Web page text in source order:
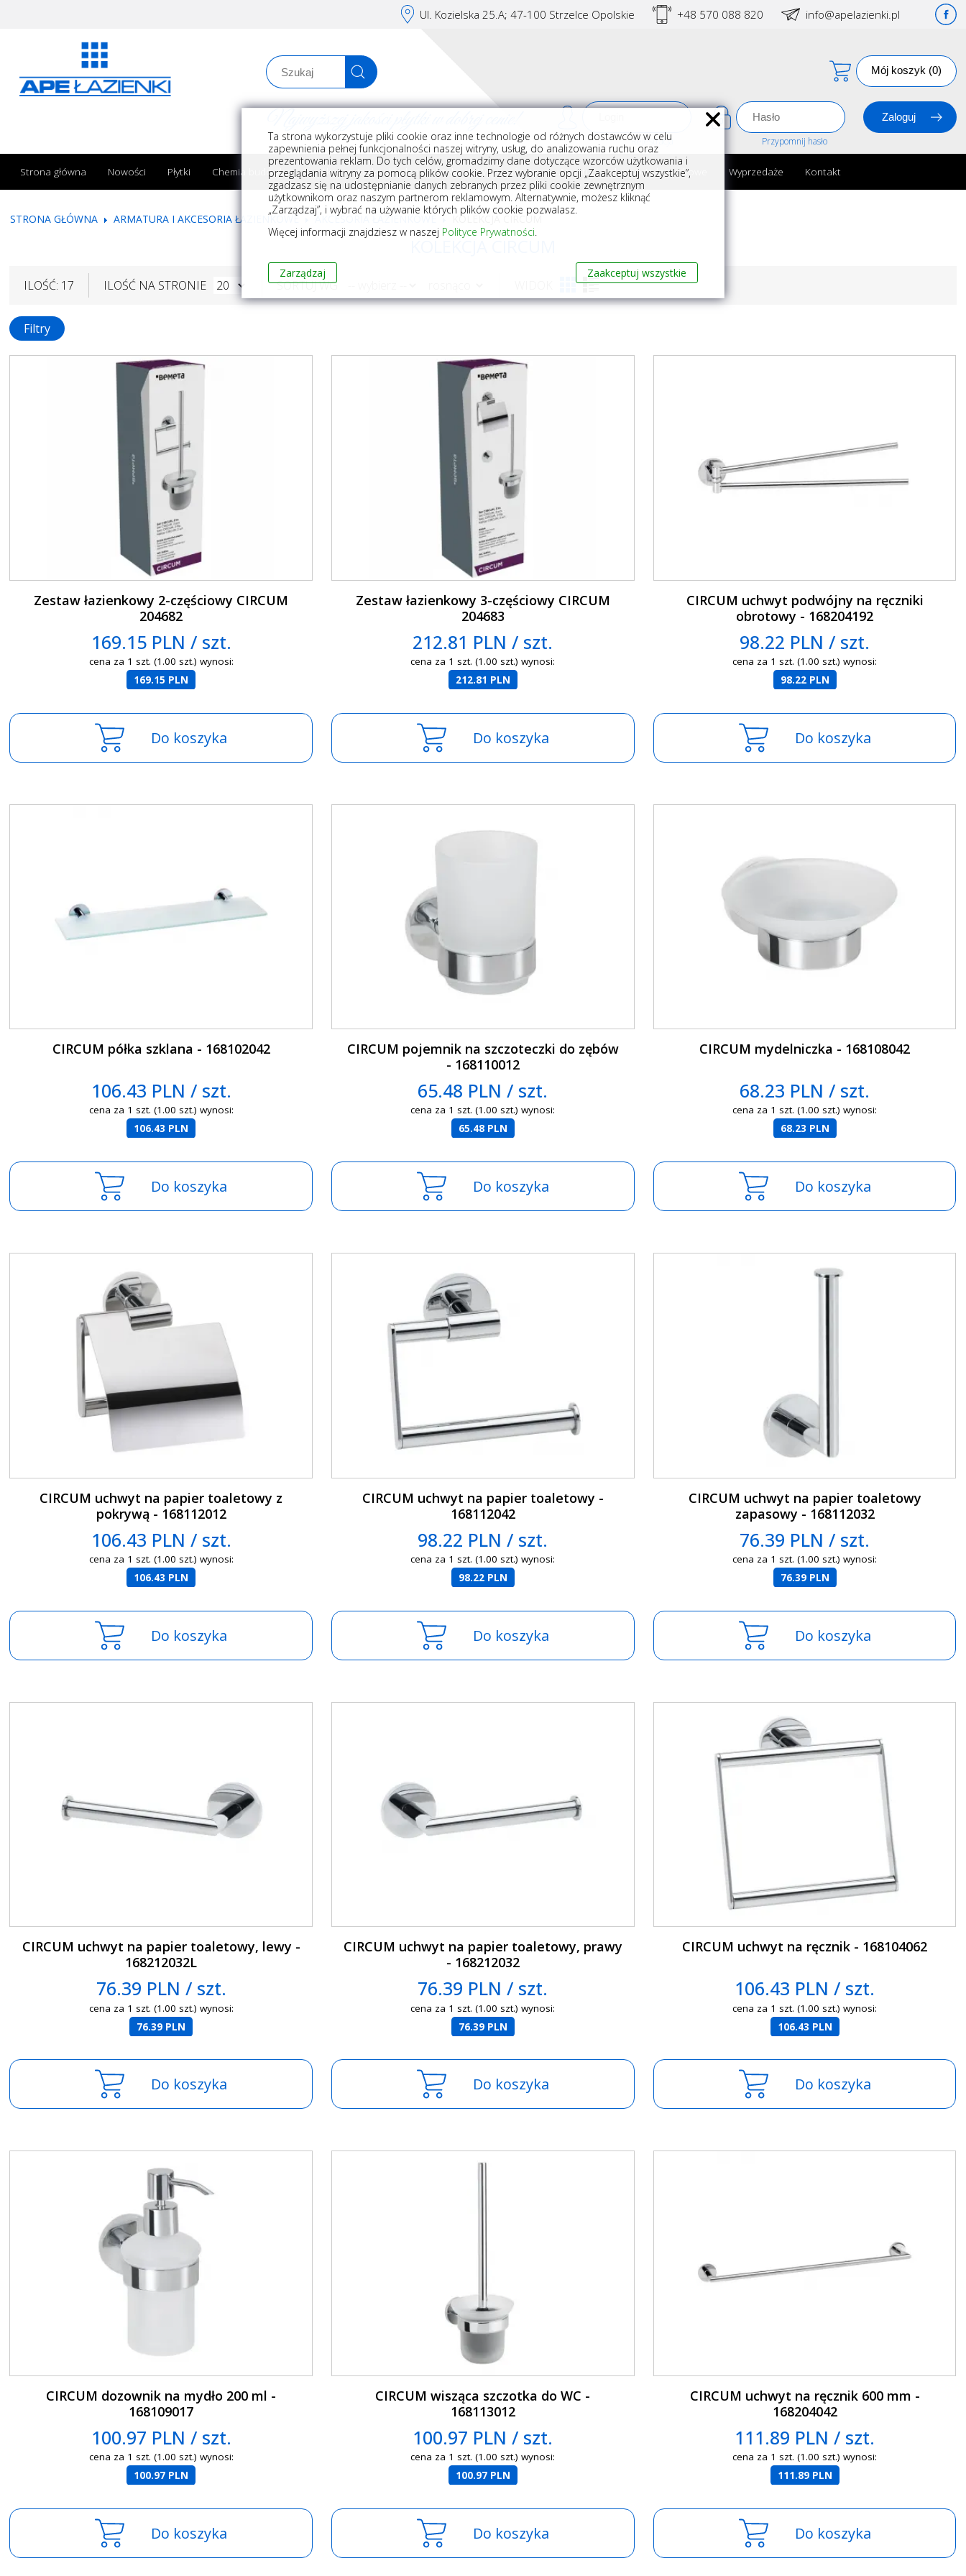
Ul. Kozielska 25.A; 47-100 Strzelce Opolskie +48 570 088 820 info@apelazienki.pl
Mój koszyk (0)
Rejestracja Przypomnij hasło
Strona główna Nowości Płytki Chemia budowlana Akcesoria do układania płytek Wyposażenie Armatura i akcesoria łazienkowe Wyprzedaże Kontakt
STRONA GŁÓWNA ARMATURA I AKCESORIA ŁAZIENKOWE AKCESORIA ŁAZIENKOWE KOLEKCJA CIRCUM
KOLEKCJA CIRCUM
ILOŚĆ: 17 ILOŚĆ NA STRONIE SORTUJ WG
Filtry
Zestaw łazienkowy 2-częściowy CIRCUM
204682
169.15 PLN / szt.
cena za 1 szt. (1.00 szt.) wynosi:
169.15 PLN
Do koszyka
Zestaw łazienkowy 3-częściowy CIRCUM
204683
212.81 PLN / szt.
cena za 1 szt. (1.00 szt.) wynosi:
212.81 PLN
Do koszyka
CIRCUM uchwyt podwójny na ręczniki
obrotowy - 168204192
98.22 PLN / szt.
cena za 1 szt. (1.00 szt.) wynosi:
98.22 PLN
Do koszyka
CIRCUM półka szklana - 168102042
106.43 PLN / szt.
cena za 1 szt. (1.00 szt.) wynosi:
106.43 PLN
Do koszyka
CIRCUM pojemnik na szczoteczki do zębów
- 168110012
65.48 PLN / szt.
cena za 1 szt. (1.00 szt.) wynosi:
65.48 PLN
Do koszyka
CIRCUM mydelniczka - 168108042
68.23 PLN / szt.
cena za 1 szt. (1.00 szt.) wynosi:
68.23 PLN
Do koszyka
CIRCUM uchwyt na papier toaletowy z
pokrywą - 168112012
106.43 PLN / szt.
cena za 1 szt. (1.00 szt.) wynosi:
106.43 PLN
Do koszyka
CIRCUM uchwyt na papier toaletowy -
168112042
98.22 PLN / szt.
cena za 1 szt. (1.00 szt.) wynosi:
98.22 PLN
Do koszyka
CIRCUM uchwyt na papier toaletowy
zapasowy - 168112032
76.39 PLN / szt.
cena za 1 szt. (1.00 szt.) wynosi:
76.39 PLN
Do koszyka
CIRCUM uchwyt na papier toaletowy, lewy -
168212032L
76.39 PLN / szt.
cena za 1 szt. (1.00 szt.) wynosi:
76.39 PLN
Do koszyka
CIRCUM uchwyt na papier toaletowy, prawy
- 168212032
76.39 PLN / szt.
cena za 1 szt. (1.00 szt.) wynosi:
76.39 PLN
Do koszyka
CIRCUM uchwyt na ręcznik - 168104062
106.43 PLN / szt.
cena za 1 szt. (1.00 szt.) wynosi:
106.43 PLN
Do koszyka
CIRCUM dozownik na mydło 200 ml -
168109017
100.97 PLN / szt.
cena za 1 szt. (1.00 szt.) wynosi:
100.97 PLN
Do koszyka
CIRCUM wisząca szczotka do WC -
168113012
100.97 PLN / szt.
cena za 1 szt. (1.00 szt.) wynosi:
100.97 PLN
Do koszyka
CIRCUM uchwyt na ręcznik 600 mm -
168204042
111.89 PLN / szt.
cena za 1 szt. (1.00 szt.) wynosi:
111.89 PLN
Do koszyka
Ta strona wykorzystuje pliki cookie oraz inne technologie od różnych dostawców w celu
zapewnienia pełnej funkcjonalności naszej witryny, usług, do analizowania ruchu oraz
prezentowania reklam. Do tych celów, gromadzimy dane dotyczące wzorców użytkowania i
przeglądania witryny za pomocą plików cookie. Przez wybranie opcji „Zaakceptuj wszystkie”,
zgadzasz się na udostępnianie danych zebranych przez pliki cookie zewnętrznym
użytkownikom oraz naszym partnerom reklamowym. Alternatywnie, możesz kliknąć
„Zarządzaj”, i wybrać na używanie których plików cookie pozwalasz.
Więcej informacji znajdziesz w naszej Polityce Prywatności.
Zarządzaj Zaakceptuj wszystkie